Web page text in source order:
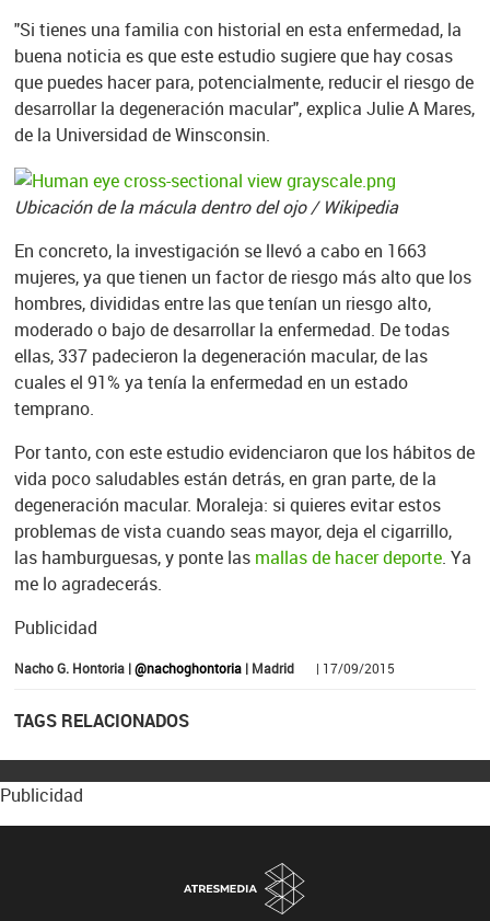
"Si tienes una familia con historial en esta enfermedad, la
buena noticia es que este estudio sugiere que hay cosas
que puedes hacer para, potencialmente, reducir el riesgo de
desarrollar la degeneración macular", explica Julie A Mares,
de la Universidad de Winsconsin.
Ubicación de la mácula dentro del ojo / Wikipedia
En concreto, la investigación se llevó a cabo en 1663
mujeres, ya que tienen un factor de riesgo más alto que los
hombres, divididas entre las que tenían un riesgo alto,
moderado o bajo de desarrollar la enfermedad. De todas
ellas, 337 padecieron la degeneración macular, de las
cuales el 91% ya tenía la enfermedad en un estado
temprano.
Por tanto, con este estudio evidenciaron que los hábitos de
vida poco saludables están detrás, en gran parte, de la
degeneración macular. Moraleja: si quieres evitar estos
problemas de vista cuando seas mayor, deja el cigarrillo,
las hamburguesas, y ponte las mallas de hacer deporte. Ya
me lo agradecerás.
Publicidad
Nacho G. Hontoria |@nachoghontoria| Madrid | 17/09/2015
TAGS RELACIONADOS
Publicidad